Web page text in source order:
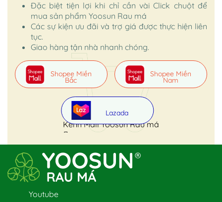
Đặc biệt tiện lợi khi chỉ cần vài Click chuột để
mua sản phẩm Yoosun Rau má
Các sự kiện ưu đãi và trợ giá được thực hiện liên
tục.
Giao hàng tận nhà nhanh chóng.
Kênh Mall Yoosun Rau má
Shopee Miền
Bắc
Shopee Miền
Nam
Lazada
Youtube